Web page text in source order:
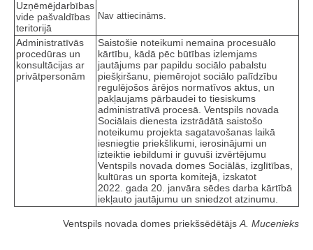
Uzņēmējdarbības
vide pašvaldības
teritorijā
Nav attiecināms.
Administratīvās
procedūras un
konsultācijas ar
privātpersonām
Saistošie noteikumi nemaina procesuālo
kārtību, kādā pēc būtības izlemjams
jautājums par papildu sociālo pabalstu
piešķiršanu, piemērojot sociālo palīdzību
regulējošos ārējos normatīvos aktus, un
pakļaujams pārbaudei to tiesiskums
administratīvā procesā. Ventspils novada
Sociālais dienesta izstrādātā saistošo
noteikumu projekta sagatavošanas laikā
iesniegtie priekšlikumi, ierosinājumi un
izteiktie iebildumi ir guvuši izvērtējumu
Ventspils novada domes Sociālās, izglītības,
kultūras un sporta komitejā, izskatot
2022. gada 20. janvāra sēdes darba kārtībā
iekļauto jautājumu un sniedzot atzinumu.
Ventspils novada domes priekšsēdētājs A. Mucenieks